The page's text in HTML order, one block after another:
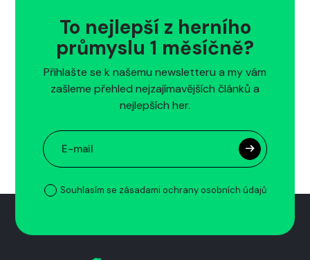
To nejlepší z herního
průmyslu 1 měsíčně?
Přihlašte se k našemu newsletteru a my vám
zašleme přehled nejzajímavějších článků a
nejlepších her.
Souhlasím se zásadami ochrany osobních údajů